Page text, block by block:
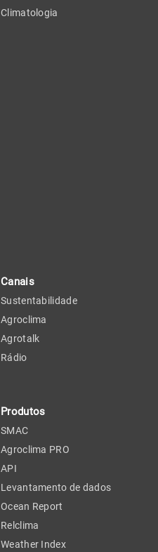
Climatologia
Canais
Sustentabilidade
Agroclima
Agrotalk
Rádio
Produtos
SMAC
Agroclima PRO
API
Levantamento de dados
Ocean Report
Relclima
Weather Index